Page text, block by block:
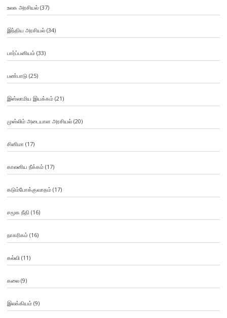
உலக அரசியல்(37)
இந்திய அரசியல்(34)
பார்ப்பனியம்(33)
பண்பாடு(25)
இஸ்லாமிய இயக்கம்(21)
முஸ்லிம் அடையாள அரசியல்(20)
சினிமா (17)
காலனிய நீக்கம்(17)
கடும்போக்குவாதம்(17)
சமூக நீதி (16)
நாகரிகம்(16)
கல்வி (11)
கலை(9)
இலக்கியம்(9)